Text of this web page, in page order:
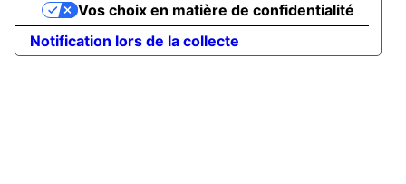
Notification lors de la collecte
Vos choix en matière de confidentialité